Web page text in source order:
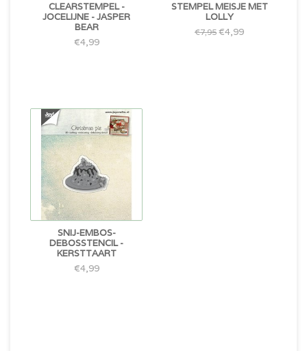
CLEARSTEMPEL -
JOCELIJNE - JASPER
BEAR
€4,99
STEMPEL MEISJE MET
LOLLY
€7,95 €4,99
SNIJ-EMBOS-
DEBOSSTENCIL -
KERSTTAART
€4,99